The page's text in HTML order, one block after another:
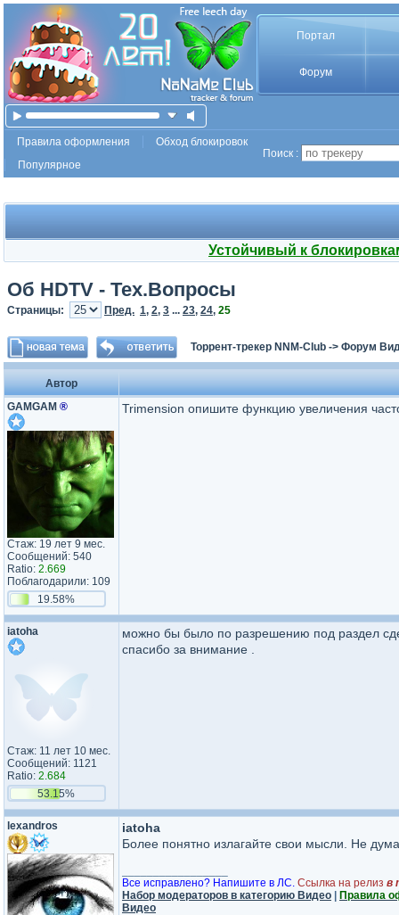
Портал
Форум
Правила оформления
Обход блокировок
Популярное
Поиск :
Устойчивый к
Об HDTV - Тех.Вопросы
Страницы: Пред. 1, 2, 3 ... 23, 24, 25
Торрент-трекер NNM-Club -> Форум
Автор
GAMGAM ®
Стаж: 19 лет 9 мес.
Сообщений: 540
Ratio: 2.669
Поблагодарили: 109
19.58%
Trimension опишите функцию увеличения
iatoha
Стаж: 11 лет 10 мес.
Сообщений: 1121
Ratio: 2.684
53.15%
можно бы было по разрешению под раздел
спасибо за внимание .
lexandros
iatoha
Более понятно излагайте свои мысли. Не
Все исправлено? Напишите в ЛС. Ссылка на релиз в
Набор модераторов в категорию Видео
Правила
Видео